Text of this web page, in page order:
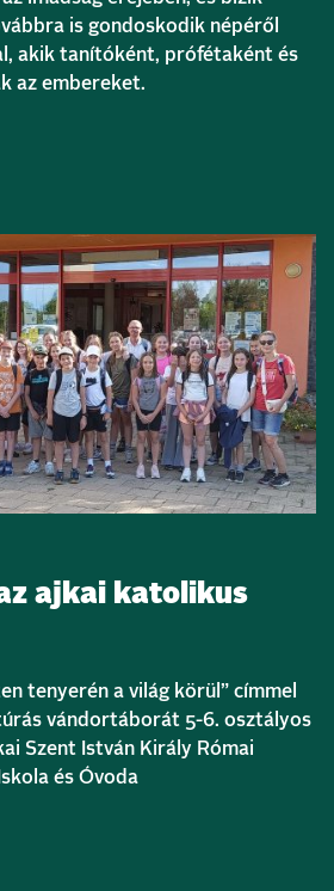
is gondoskodik népéről
akik tanítóként, prófétaként és
az embereket.
ajkai katolikus
tenyerén a világ körül” címmel
vándortáborát 5-6. osztályos
Szent István Király Római
és Óvoda